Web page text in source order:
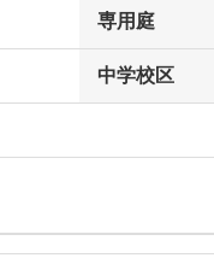
専用庭
中学校区